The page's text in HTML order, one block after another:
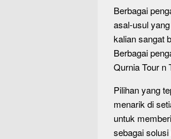
Berbagai
asal-usul
kalian sangat
Berbagai
Qurnia Tour n
Pilihan yang
menarik di
untuk
sebagai